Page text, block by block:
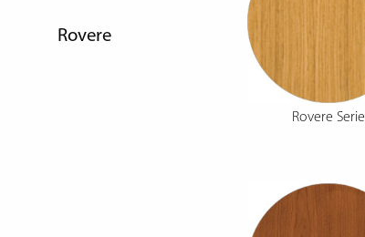
Rovere
Rovere Serie